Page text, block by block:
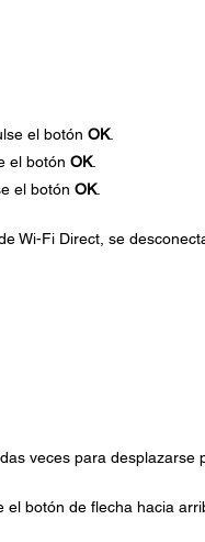
el botón OK.
el botón OK.
el botón OK.
Wi-Fi Direct, se
veces para desplazarse
el botón de flecha hacia